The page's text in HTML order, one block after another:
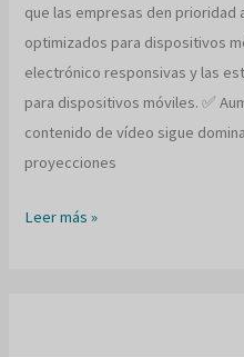
que las empresas den prioridad
optimizados para dispositivos
electrónico responsivas y las
para dispositivos móviles. ✅
contenido de vídeo sigue
proyecciones
Fundamentos
Leer más »